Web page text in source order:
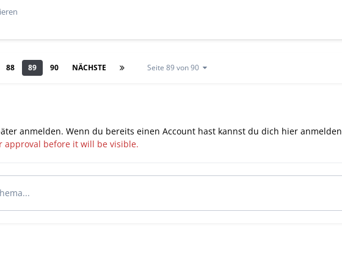
88 89 90 NÄCHSTE Seite 89 von 90
anmelden. Wenn du bereits einen Account hast kannst du dich hier anmelden
before it will be visible.